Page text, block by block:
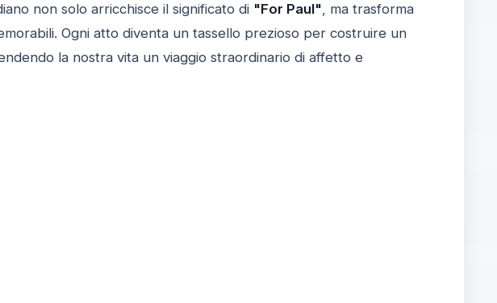
non solo arricchisce il significato di "For Paul", ma trasforma
Ogni atto diventa un tassello prezioso per costruire un
la nostra vita un viaggio straordinario di affetto e